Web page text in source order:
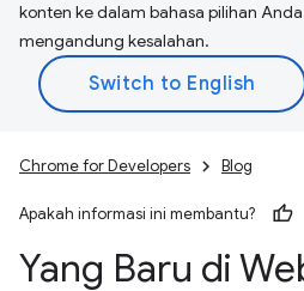
konten ke dalam bahasa pilihan
mengandung kesalahan.
Chrome for Developers Blog
Apakah informasi ini membantu?
Yang Baru di